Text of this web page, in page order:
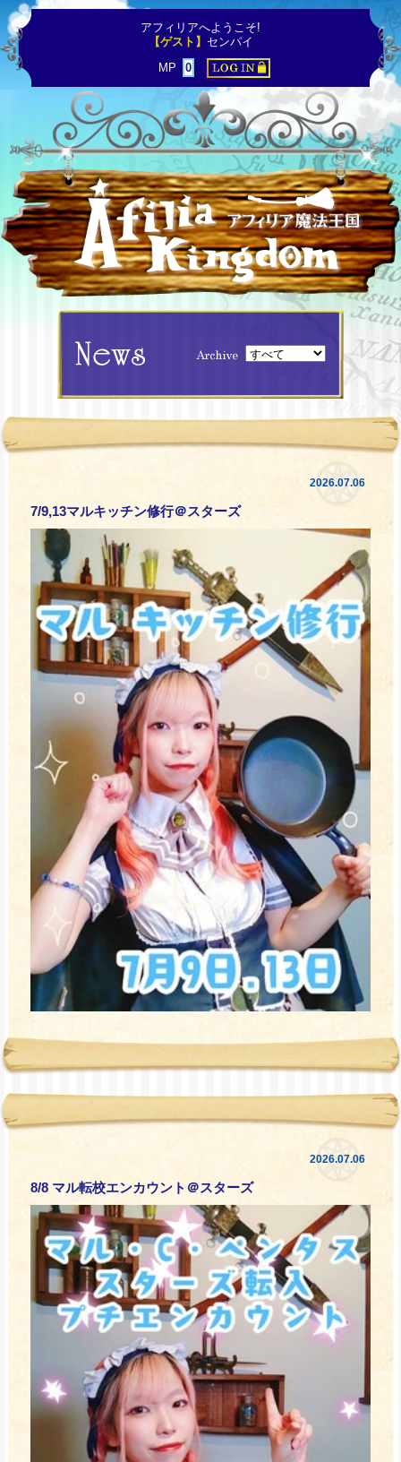
アフィリアへようこそ!
【ゲスト】 センパイ
MP
0
2026.07.06
7/9,13マルキッチン修行＠スターズ
2026.07.06
8/8 マル転校エンカウント＠スターズ